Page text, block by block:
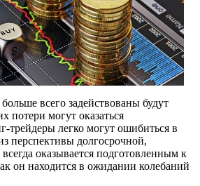
всего задействованы будут
потери могут оказаться
легко могут ошибиться в
перспективы долгосрочной,
оказывается подготовленным к
он находится в ожидании колебаний